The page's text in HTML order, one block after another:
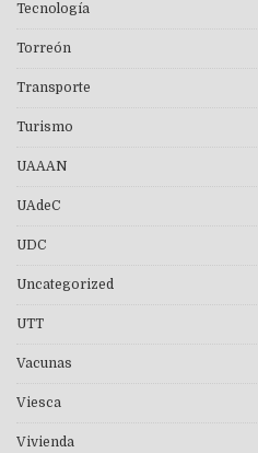
Tecnología
Torreón
Transporte
Turismo
UAAAN
UAdeC
UDC
Uncategorized
UTT
Vacunas
Viesca
Vivienda